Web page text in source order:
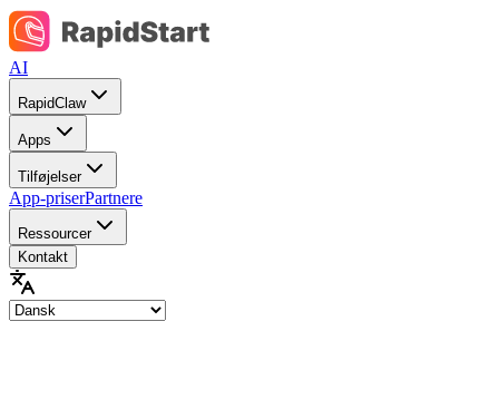
AI
RapidClaw
Apps
Tilføjelser
App-priserPartnere
Ressourcer
Kontakt